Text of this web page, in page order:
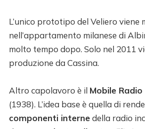
L’unico prototipo del Veliero viene
nell’appartamento milanese di
molto tempo dopo. Solo nel 2011
produzione da Cassina.
Altro capolavoro è il Mobile
(1938). L’idea base è quella di
componenti internedella radio